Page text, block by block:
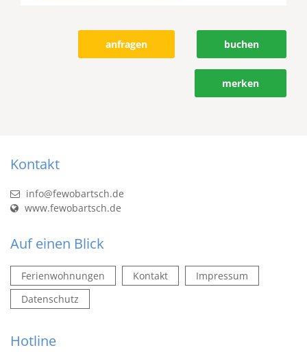
buchen
anfragen
merken
Kontakt
info@fewobartsch.de
www.fewobartsch.de
Auf einen Blick
Ferienwohnungen Kontakt
Impressum
Datenschutz
Hotline